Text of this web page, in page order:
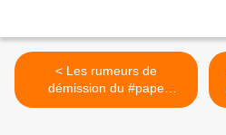
< Les rumeurs de
démission du #pape
François s'intensifient au